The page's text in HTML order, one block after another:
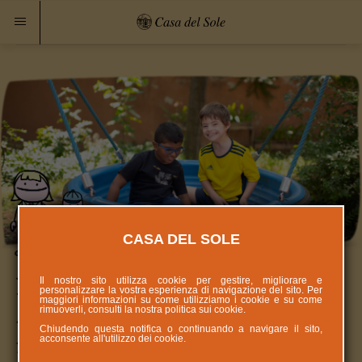
Nasce il Progetto Scuola a Cielo
Aperto: nuovo Parco Educativo
inclusivo di Casa del Sole
CASA DEL SOLE
Il nostro sito utilizza cookie per gestire, migliorare e
personalizzare la vostra esperienza di navigazione del sito. Per
maggiori informazioni su come utilizziamo i cookie e su come
rimuoverli, consulti la nostra politica suicookie.
Chiudendo questa notifica o continuando a navigare il sito,
acconsente all'utilizzo dei cookie.